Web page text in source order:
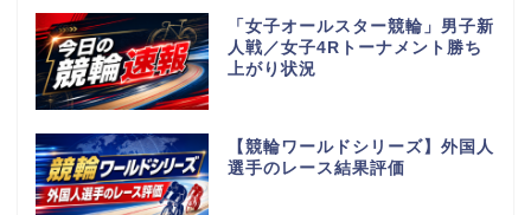
「女子オールスター競輪」男子新
人戦／女子4Rトーナメント勝ち
上がり状況
【競輪ワールドシリーズ】外国人
選手のレース結果評価